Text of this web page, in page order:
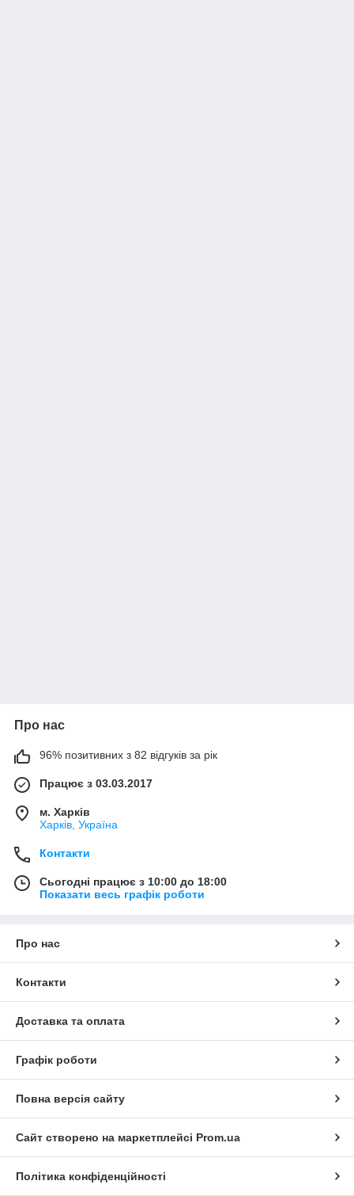
Про нас
96% позитивних з 82 відгуків за рік
Працює з 03.03.2017
м. Харків
Харків, Україна
Контакти
Сьогодні працює з 10:00 до 18:00
Показати весь графік роботи
Про нас
Контакти
Доставка та оплата
Графік роботи
Повна версія сайту
Сайт створено на маркетплейсі Prom.ua
Політика конфіденційності